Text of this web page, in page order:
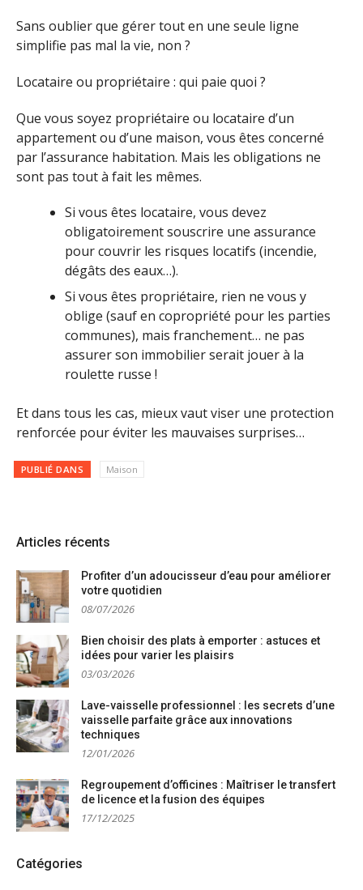
Sans oublier que gérer tout en une seule ligne
simplifie pas mal la vie, non ?
Locataire ou propriétaire : qui paie quoi ?
Que vous soyez propriétaire ou locataire d’un
appartement ou d’une maison, vous êtes concerné
par l’assurance habitation. Mais les obligations ne
sont pas tout à fait les mêmes.
Si vous êtes locataire, vous devez
obligatoirement souscrire une assurance
pour couvrir les risques locatifs (incendie,
dégâts des eaux…).
Si vous êtes propriétaire, rien ne vous y
oblige (sauf en copropriété pour les parties
communes), mais franchement… ne pas
assurer son immobilier serait jouer à la
roulette russe !
Et dans tous les cas, mieux vaut viser une protection
renforcée pour éviter les mauvaises surprises…
PUBLIÉ DANS Maison
Articles récents
Profiter d’un adoucisseur d’eau pour améliorer
votre quotidien
08/07/2026
Bien choisir des plats à emporter : astuces et
idées pour varier les plaisirs
03/03/2026
Lave-vaisselle professionnel : les secrets d’une
vaisselle parfaite grâce aux innovations
techniques
12/01/2026
Regroupement d’officines : Maîtriser le transfert
de licence et la fusion des équipes
17/12/2025
Catégories